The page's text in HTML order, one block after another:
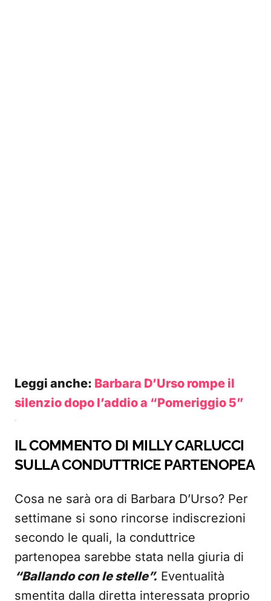
Leggi anche: Barbara D’Urso rompe il
silenzio dopo l’addio a “Pomeriggio 5”
IL COMMENTO DI MILLY CARLUCCI
SULLA CONDUTTRICE PARTENOPEA
Cosa ne sarà ora di Barbara D’Urso? Per
settimane si sono rincorse indiscrezioni
secondo le quali, la conduttrice
partenopea sarebbe stata nella giuria di
“Ballando con le stelle”. Eventualità
smentita dalla diretta interessata proprio